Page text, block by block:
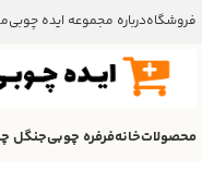
فروشگاهدرباره مجموعه ایده چوبی
محصولاتخانهفرفره چوبیجنگل